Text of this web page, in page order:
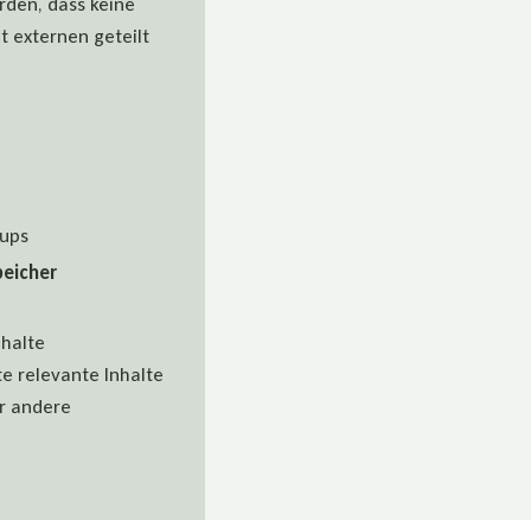
externen geteilt
relevante Inhalte
andere